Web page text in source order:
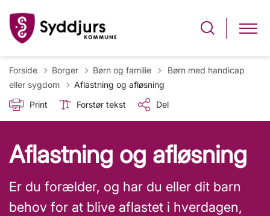
Forside Borger Børn og familie Tilbage til
Børn med handicap
eller sygdom
Aflastning og afløsning
Print
Forstør tekst Del
Aflastning og afløsning
Er du forælder, og har du eller dit barn
behov for at blive aflastet i hverdagen,